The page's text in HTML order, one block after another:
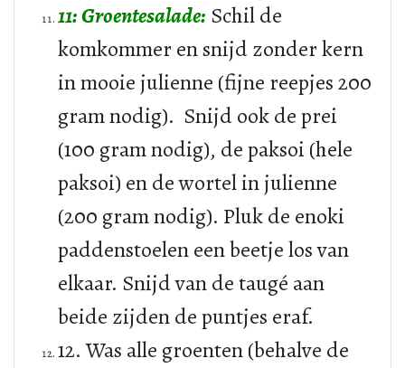
11: Groentesalade: Schil de
komkommer en snijd zonder kern
in mooie julienne (fijne reepjes 200
gram nodig). Snijd ook de prei
(100 gram nodig), de paksoi (hele
paksoi) en de wortel in julienne
(200 gram nodig). Pluk de enoki
paddenstoelen een beetje los van
elkaar. Snijd van de taugé aan
beide zijden de puntjes eraf.
12. Was alle groenten (behalve de